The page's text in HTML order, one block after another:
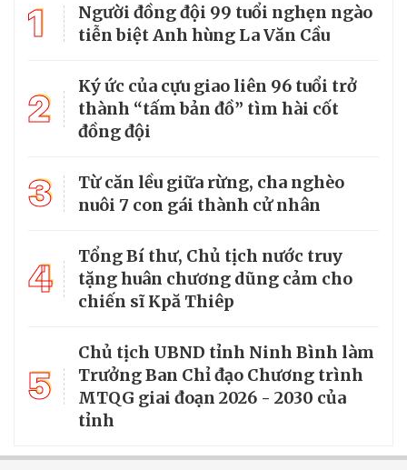
1
Người đồng đội 99 tuổi nghẹn ngào
tiễn biệt Anh hùng La Văn Cầu
2
Ký ức của cựu giao liên 96 tuổi trở
thành “tấm bản đồ” tìm hài cốt
đồng đội
3
Từ căn lều giữa rừng, cha nghèo
nuôi 7 con gái thành cử nhân
4
Tổng Bí thư, Chủ tịch nước truy
tặng huân chương dũng cảm cho
chiến sĩ Kpă Thiêp
5
Chủ tịch UBND tỉnh Ninh Bình làm
Trưởng Ban Chỉ đạo Chương trình
MTQG giai đoạn 2026 - 2030 của
tỉnh